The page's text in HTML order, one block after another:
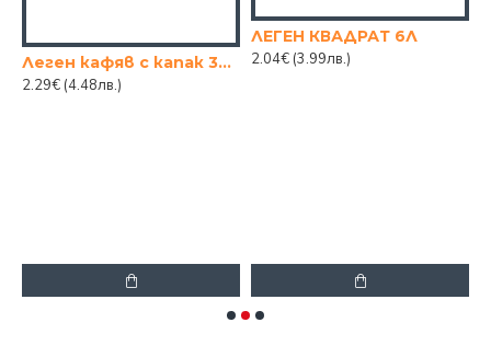
Леген кафяв с капак 36см среден
2.29€ (4.48лв.)
ЛЕГЕН КВАДРАТ 6Л
2.04€ (3.99лв.)